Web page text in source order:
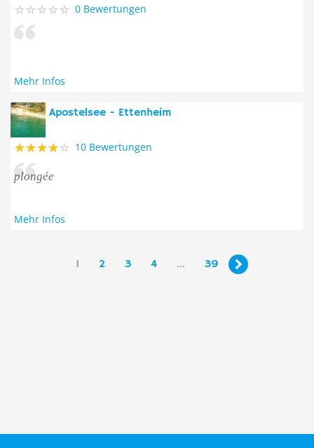
0 Bewertungen
Mehr Infos
Apostelsee - Ettenheim
10 Bewertungen
plongée
Mehr Infos
1 2 3 4 ... 39 